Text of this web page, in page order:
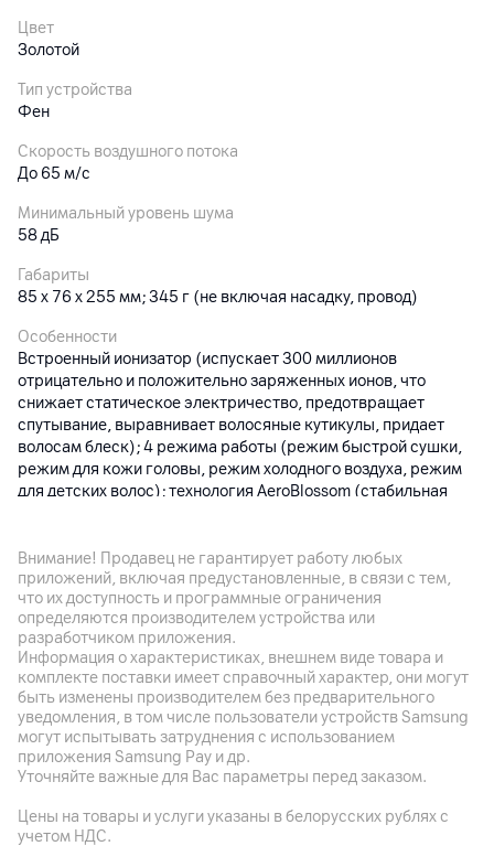
Цвет
Золотой
Тип устройства
Фен
Cкорость воздушного потока
До 65 м/с
Минимальный уровень шума
58 дБ
Габариты
85 x 76 x 255 мм; 345 г (не включая насадку, провод)
Особенности
Встроенный ионизатор (испускает 300 миллионов
отрицательно и положительно заряженных ионов, что
снижает статическое электричество, предотвращает
спутывание, выравнивает волосяные кутикулы, придает
волосам блеск); 4 режима работы (режим быстрой сушки,
режим для кожи головы, режим холодного воздуха, режим
для детских волос); технология AeroBlossom (стабильная
датчк NTC проверяет температуру 1000 раз в секунду,
обеспечивая равномерное распределение тепла, повышая
безопасность и защищая волосы от чрезмерного нагрева во
время сушки
Другие характеристики
Гарантия
12мес.
Импортер
ООО "АйТи Дистрибуция", 223053 Беларусь, Минский р-н,
Боровлянский с/с, 103/3-7, пом. 7-50, район д. Дроздово,
Внимание! Продавец не гарантирует работу любых
приложений, включая предустановленные, в связи с тем,
что их доступность и программные ограничения
определяются производителем устройства или
разработчиком приложения.
Информация о характеристиках, внешнем виде товара и
комплекте поставки имеет справочный характер, они могут
быть изменены производителем без предварительного
уведомления, в том числе пользователи устройств Samsung
могут испытывать затруднения с использованием
приложения Samsung Pay и др.
Уточняйте важные для Вас параметры перед заказом.
Цены на товары и услуги указаны в белорусских рублях с
учетом НДС.